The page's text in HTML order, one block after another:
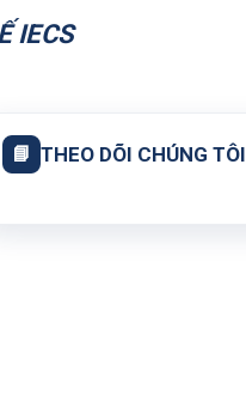
IECS
📘 THEO DÕI CHÚNG TÔI